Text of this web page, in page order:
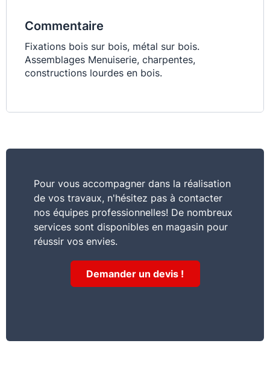
Commentaire
Fixations bois sur bois, métal sur bois.
Assemblages Menuiserie, charpentes,
constructions lourdes en bois.
Pour vous accompagner dans la réalisation
de vos travaux, n'hésitez pas à contacter
nos équipes professionnelles! De nombreux
services sont disponibles en magasin pour
réussir vos envies.
Demander un devis !